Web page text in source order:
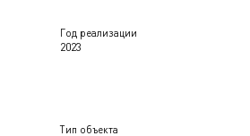
Год реализации
2023
Тип объекта